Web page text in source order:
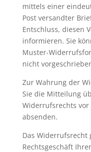
mittels einer
Post versandter
Entschluss, diesen
informieren. Sie
Muster-
nicht
Zur Wahrung der
Sie die Mitteilung
Widerrufsrechts
absenden.
Das Widerrufsrecht
Rechtsgeschäft